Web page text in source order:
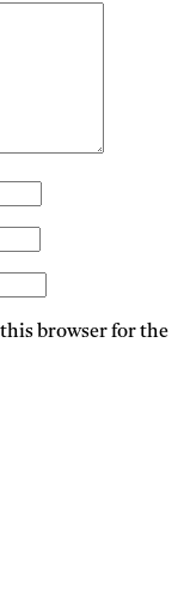
browser for the